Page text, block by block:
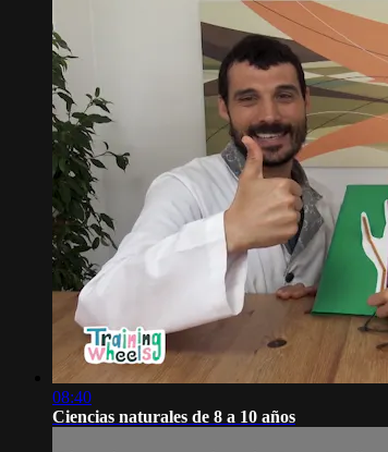
08:40
Ciencias naturales de 8 a 10 años